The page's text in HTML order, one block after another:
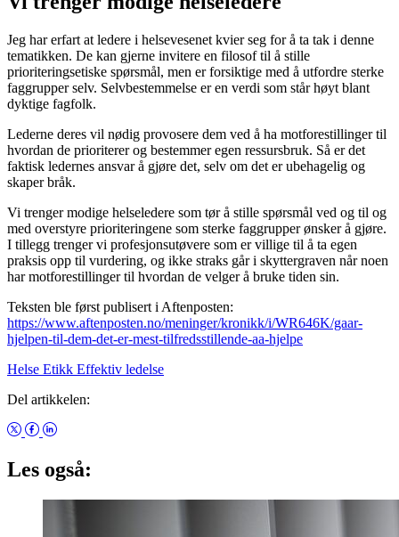
Jeg har erfart at ledere i helsevesenet kvier seg for å ta tak i denne
tematikken. De kan gjerne invitere en filosof til å stille
prioriteringsetiske spørsmål, men er forsiktige med å utfordre sterke
faggrupper selv. Selvbestemmelse er en verdi som står høyt blant
dyktige fagfolk.
Lederne deres vil nødig provosere dem ved å ha motforestillinger til
hvordan de prioriterer og bestemmer egen ressursbruk. Så er det
faktisk ledernes ansvar å gjøre det, selv om det er ubehagelig og
skaper bråk.
Vi trenger modige helseledere som tør å stille spørsmål ved og til og
med overstyre prioriteringene som sterke faggrupper ønsker å gjøre.
I tillegg trenger vi profesjonsutøvere som er villige til å ta egen
praksis opp til vurdering, og ikke straks går i skyttergraven når noen
har motforestillinger til hvordan de velger å bruke tiden sin.
Teksten ble først publisert i Aftenposten:
https://www.aftenposten.no/meninger/kronikk/i/WR646K/gaar-
hjelpen-til-dem-det-er-mest-tilfredsstillende-aa-hjelpe
Helse Etikk Effektiv ledelse
Del artikkelen:
Les også: